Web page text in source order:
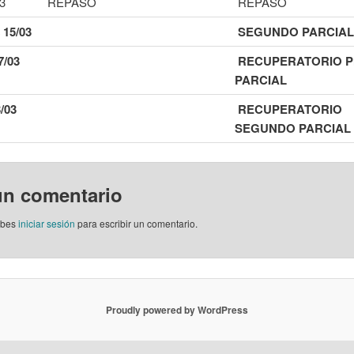
03
SEGUNDO PARCIAL
03
RECUPERATORIO
PARCIAL
03
RECUPERATORIO
SEGUNDO PARCIAL
comentario
iniciar sesión para escribir un comentario.
Proudly powered by WordPress